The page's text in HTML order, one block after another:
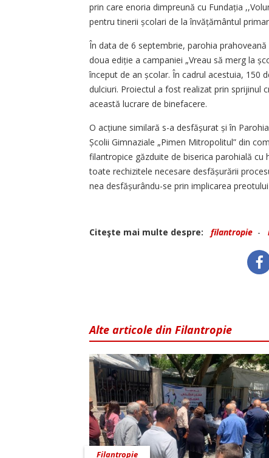
prin care enoria dimpreună cu Fundația
pentru tinerii școlari de la învățământul
În data de 6 septembrie, parohia
doua ediție a campaniei „Vreau să merg la
început de an școlar. În cadrul acestuia, 150
dulciuri. Proiectul a fost realizat prin sprijinul
această lucrare de binefacere.
O acțiune similară s-a des­fășurat și în
Școlii Gimnaziale „Pimen Mitropolitul” din
filantropice găzduite de biserica parohială cu
toate rechizitele necesare desfășurării
nea desfășurându-se prin implicarea
Citeşte mai multe despre: filantropie -
Alte articole din Filantropie
Filantropie